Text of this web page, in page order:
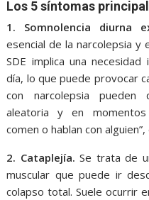
Los 5 síntomas
1. Somnolencia diurna
esencial de la narcolepsia y
SDE implica una
día, lo que puede provocar
con narcolepsia pueden
aleatoria y en momentos
comen o hablan con
2. Cataplejía. Se trata de
muscular que puede ir
colapso total. Suele ocurrir